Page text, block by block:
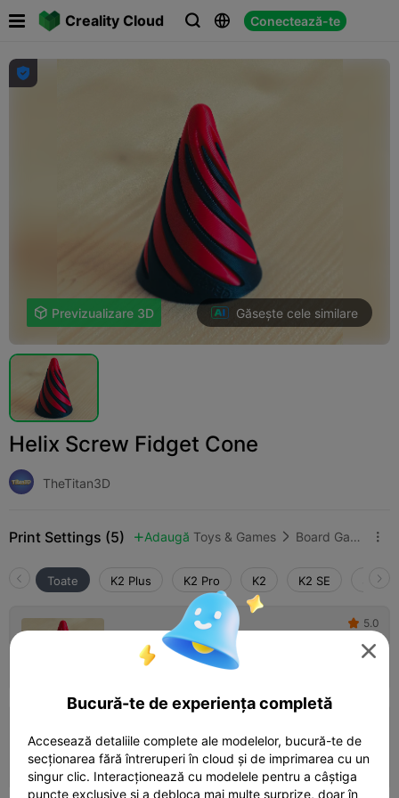
Creality Cloud   Conectează-te
 

 Previzualizare 3D Găsește cele similare
Helix Screw Fidget Cone
TheTitan3D
Print Settings (5)  Adaugă Toys & Games  Board Games & Card Games 
Toate K2 Plus K2 Pro K2 K2 SE
0.2mm layer, 5 walls, 0% infill
Autor 01h 28m 
 5.0
0.2mm layer, 2 walls, 15% infill
 01h 22m  2 plates  26.15g

Bucură-te de experiența completă
Accesează detaliile complete ale modelelor, bucură-te de
secționarea fără întreruperi în cloud și de imprimarea cu un
singur clic. Interacționează cu modelele pentru a câștiga
puncte exclusive și a debloca mai multe surprize, doar în